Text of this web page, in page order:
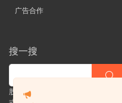
广告合作
搜一搜
股票 |直播| 外汇| 期货 |金融理财一站